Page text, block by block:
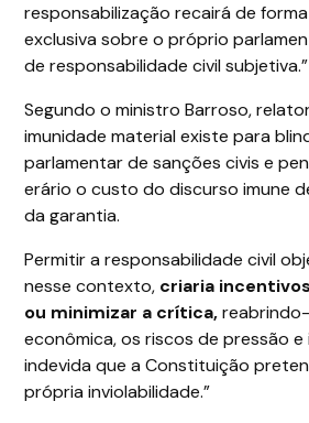
responsabilização recairá de
exclusiva sobre o próprio
de responsabilidade civil subjetiva.”
Segundo o ministro Barroso,
imunidade material existe para
parlamentar de sanções civis e
erário o custo do discurso imune
da garantia.
Permitir a responsabilidade civil
nesse contexto, criaria
ou minimizar a crítica,
econômica, os riscos de pressão
indevida que a Constituição
própria inviolabilidade.”